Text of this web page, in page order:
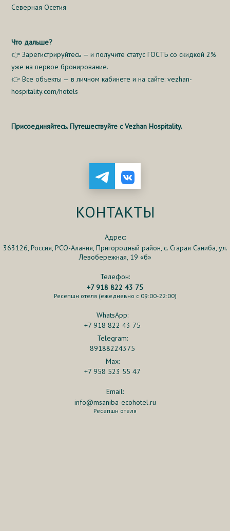
Северная Осетия
Что дальше?
👉 Зарегистрируйтесь — и получите статус ГОСТЬ со скидкой 2%
уже на первое бронирование.
👉 Все объекты — в личном кабинете и на сайте:vezhan-
hospitality.com/hotels
Присоединяйтесь. Путешествуйте с Vezhan Hospitality.
КОНТАКТЫ
Адрес:
363126, Россия, РСО-Алания, Пригородный район, с. Старая Саниба, ул.
Левобережная, 19 «б»
Телефон:
+7 918 822 43 75
Ресепшн отеля (ежедневно с 09:00-22:00)
WhatsApp:
+7 918 822 43 75
Telegram:
89188224375
Max:
+7 958 523 55 47
Email:
info@msaniba-ecohotel.ru
Ресепшн отеля